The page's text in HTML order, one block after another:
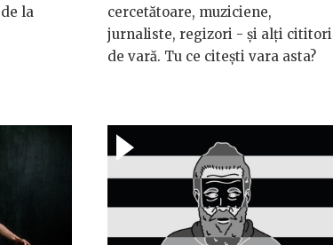
la
cercetătoare, muziciene,
jurnaliste, regizori - și alți cititori
de vară. Tu ce citești vara asta?